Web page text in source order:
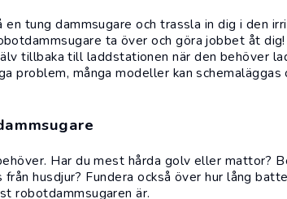
en tung dammsugare och trassla in dig i den
ta över och göra jobbet åt
tillbaka till laddstationen när den behöver
problem, många modeller kan
Har du mest hårda golv eller mattor?
husdjur? Fundera också över hur lång
robotdammsugaren är.